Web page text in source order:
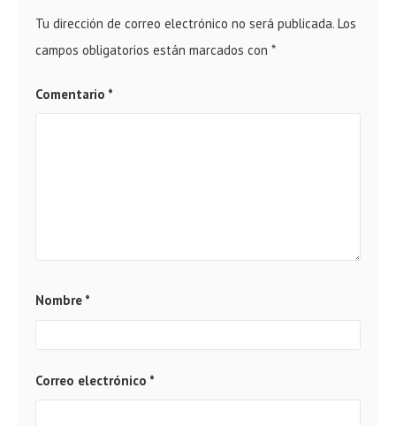
Tu dirección de correo electrónico no será publicada. Los
campos obligatorios están marcados con *
Comentario *
Nombre *
Correo electrónico *